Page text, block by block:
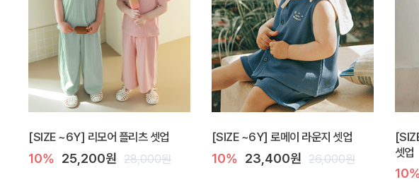
[SIZE ~6Y] 리모어 플리츠 셋업
10% 25,200원 28,000원
[SIZE ~6Y] 로메이 라운지 셋업
10% 23,400원 26,000원
셋업